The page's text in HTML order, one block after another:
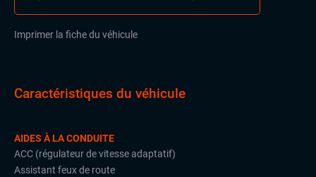
Imprimer la fiche du véhicule
Caractéristiques du véhicule
AIDES À LA CONDUITE
ACC (régulateur de vitesse adaptatif)
Assistant feux de route